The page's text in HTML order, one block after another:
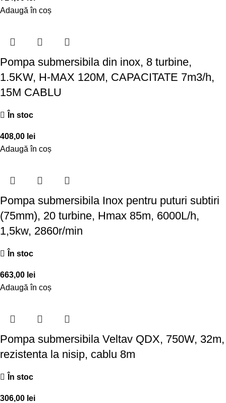
Adaugă în coș
Pompa submersibila din inox, 8 turbine,
1.5KW, H-MAX 120M, CAPACITATE 7m3/h,
15M CABLU
În stoc
408,00 lei
Adaugă în coș
Pompa submersibila Inox pentru puturi subtiri
(75mm), 20 turbine, Hmax 85m, 6000L/h,
1,5kw, 2860r/min
În stoc
663,00 lei
Adaugă în coș
Pompa submersibila Veltav QDX, 750W, 32m,
rezistenta la nisip, cablu 8m
În stoc
306,00 lei